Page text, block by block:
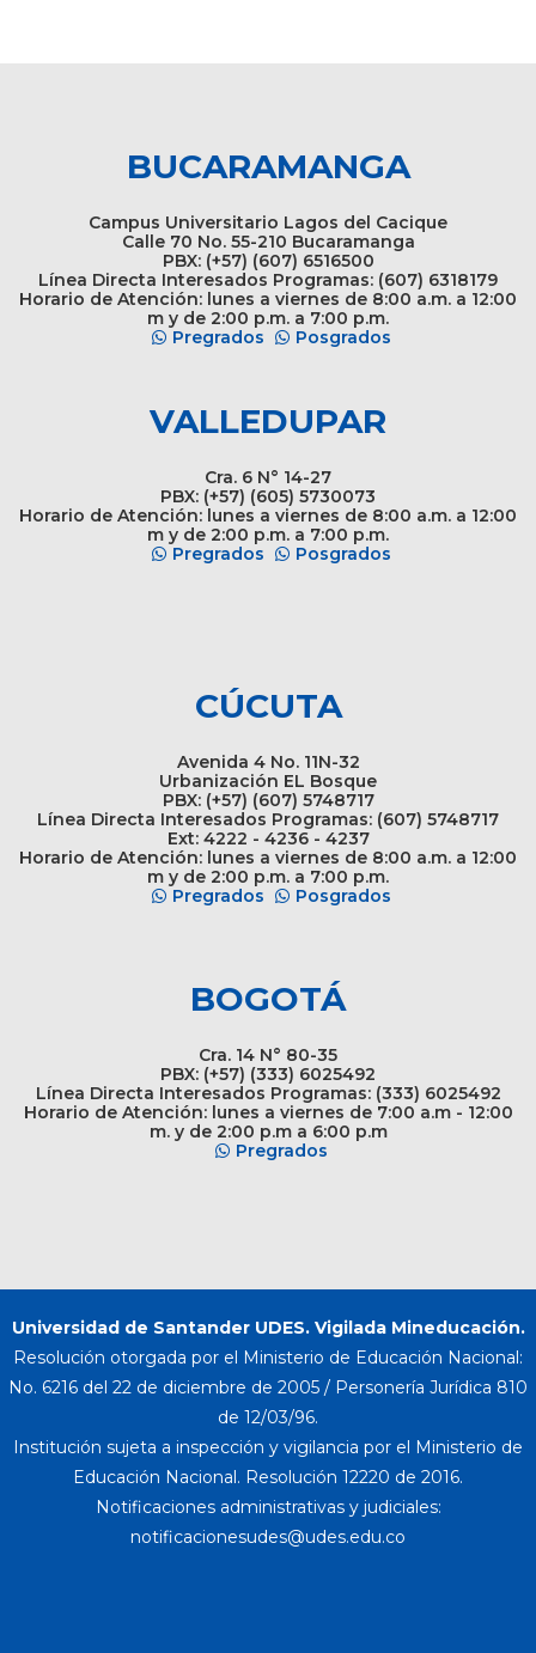
BUCARAMANGA
Campus Universitario Lagos del Cacique
Calle 70 No. 55-210 Bucaramanga
PBX: (+57) (607) 6516500
Línea Directa Interesados Programas: (607) 6318179
Horario de Atención: lunes a viernes de 8:00 a.m. a 12:00
m y de 2:00 p.m. a 7:00 p.m.
Pregrados
Posgrados
VALLEDUPAR
Cra. 6 N° 14-27
PBX: (+57) (605) 5730073
Horario de Atención: lunes a viernes de 8:00 a.m. a 12:00
m y de 2:00 p.m. a 7:00 p.m.
Pregrados
Posgrados
CÚCUTA
Avenida 4 No. 11N-32
Urbanización EL Bosque
PBX: (+57) (607) 5748717
Línea Directa Interesados Programas: (607) 5748717
Ext: 4222 - 4236 - 4237
Horario de Atención: lunes a viernes de 8:00 a.m. a 12:00
m y de 2:00 p.m. a 7:00 p.m.
Pregrados
Posgrados
BOGOTÁ
Cra. 14 N° 80-35
PBX: (+57) (333) 6025492
Línea Directa Interesados Programas: (333) 6025492
Horario de Atención: lunes a viernes de 7:00 a.m - 12:00
m. y de 2:00 p.m a 6:00 p.m
Pregrados
Universidad de Santander UDES. Vigilada Mineducación.
Resolución otorgada por el Ministerio de Educación Nacional:
No. 6216 del 22 de diciembre de 2005 / Personería Jurídica 810
de 12/03/96.
Institución sujeta a inspección y vigilancia por el Ministerio de
Educación Nacional. Resolución 12220 de 2016.
Notificaciones administrativas y judiciales: